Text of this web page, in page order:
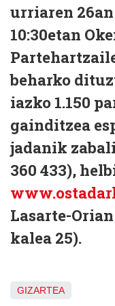
urriaren
10:30etan
beharko
iazko 1.150
gainditzea
jadanik
360 433),
Lasarte-
kalea 25).
GIZARTEA